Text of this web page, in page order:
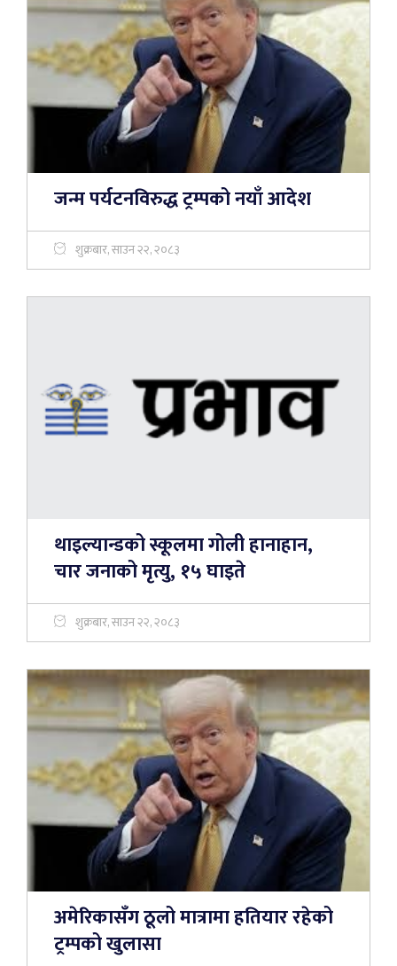
जन्म पर्यटनविरुद्ध ट्रम्पको नयाँ आदेश
शुक्रबार, साउन २२, २०८३
थाइल्यान्डको स्कूलमा गोली हानाहान,
चार जनाको मृत्यु, १५ घाइते
शुक्रबार, साउन २२, २०८३
अमेरिकासँग ठूलो मात्रामा हतियार रहेको
ट्रम्पको खुलासा